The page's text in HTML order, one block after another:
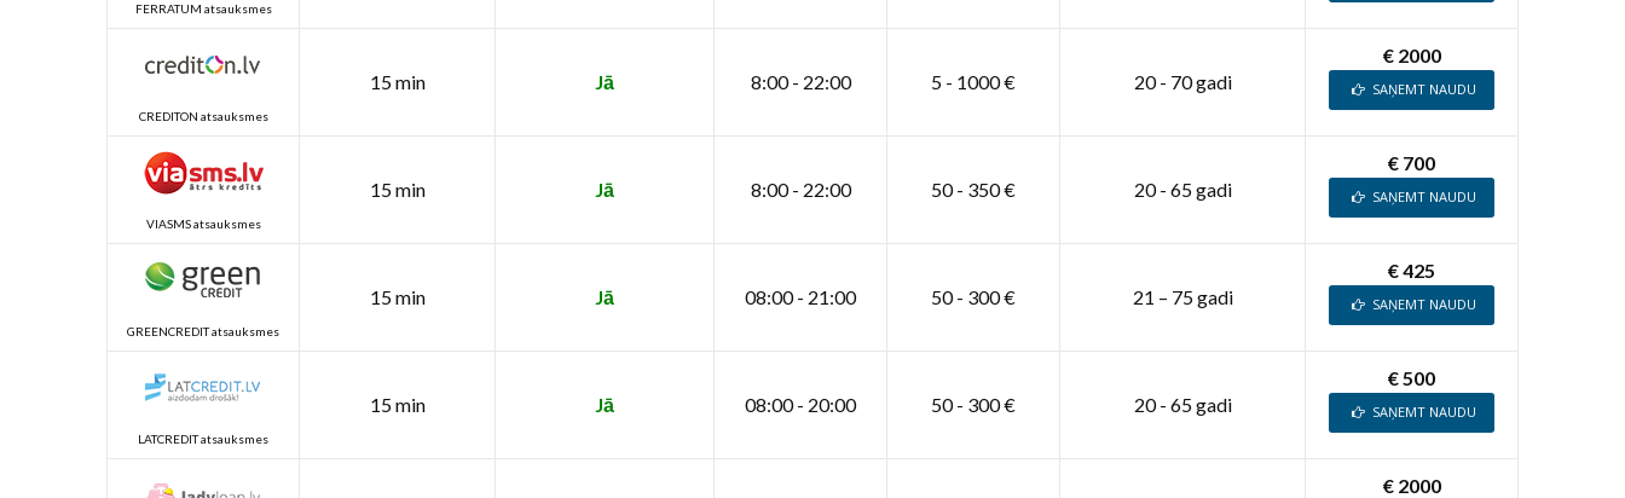
FERRATUM atsauksmes
CREDITON atsauksmes
15 min Jā 8:00 - 22:00 5 - 1000 € 20 - 70 gadi
€ 2000
SAŅEMT NAUDU
VIASMS atsauksmes
15 min Jā 8:00 - 22:00 50 - 350 € 20 - 65 gadi
€ 700
SAŅEMT NAUDU
GREENCREDIT atsauksmes
15 min Jā 08:00 - 21:00 50 - 300 € 21 – 75 gadi
€ 425
SAŅEMT NAUDU
LATCREDIT atsauksmes
15 min Jā 08:00 - 20:00 50 - 300 € 20 - 65 gadi
€ 500
SAŅEMT NAUDU
€ 2000